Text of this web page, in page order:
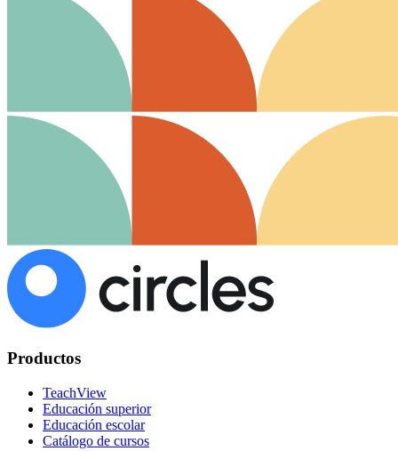
Productos
TeachView
Educación superior
Educación escolar
Catálogo de cursos